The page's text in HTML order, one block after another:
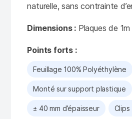
naturelle, sans contrainte
Dimensions : Plaques de 1m
Points forts :
Feuillage 100% Polyéthylène
Monté sur support plastique
± 40 mm d’épaisseur Clips